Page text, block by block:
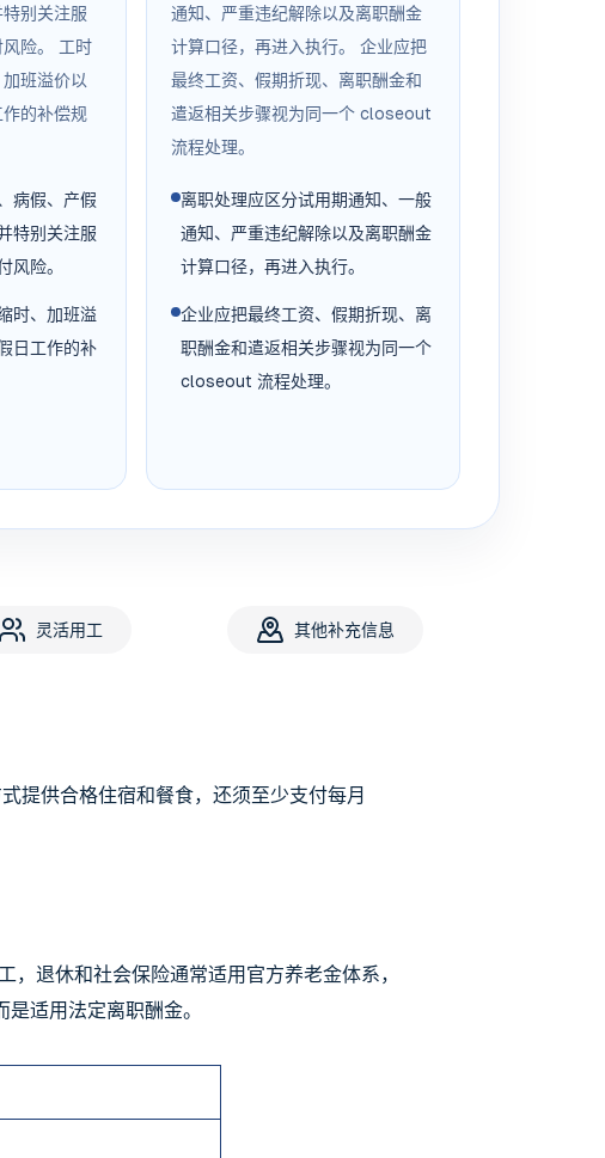
别关注服
险。 工时
班溢价以
的补偿规
病假、产假
特别关注服
风险。
时、加班溢
日工作的补
通知、严重违纪解除以及离职酬金
计算口径，再进入执行。 企业应把
最终工资、假期折现、离职酬金和
遣返相关步骤视为同一个 closeout
流程处理。
离职处理应区分试用期通知、一般
通知、严重违纪解除以及离职酬金
计算口径，再进入执行。
企业应把最终工资、假期折现、离
职酬金和遣返相关步骤视为同一个
closeout 流程处理。
灵活用工 其他补充信息
提供合格住宿和餐食，还须至少支付每月
退休和社会保险通常适用官方养老金体系，
适用法定离职酬金。